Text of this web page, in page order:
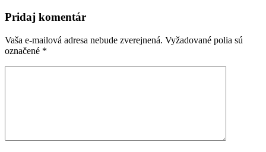
Pridaj komentár
Vaša e-mailová adresa nebude zverejnená. Vyžadované polia sú
označené *